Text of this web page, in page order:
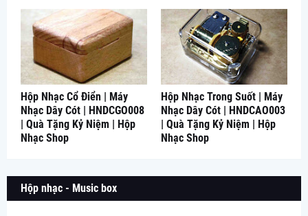
Hộp Nhạc Cổ Điển | Máy
Nhạc Dây Cót | HNDCGO008
| Quà Tặng Kỷ Niệm | Hộp
Nhạc Shop
Hộp Nhạc Trong Suốt | Máy
Nhạc Dây Cót | HNDCAO003
| Quà Tặng Kỷ Niệm | Hộp
Nhạc Shop
Hộp nhạc - Music box